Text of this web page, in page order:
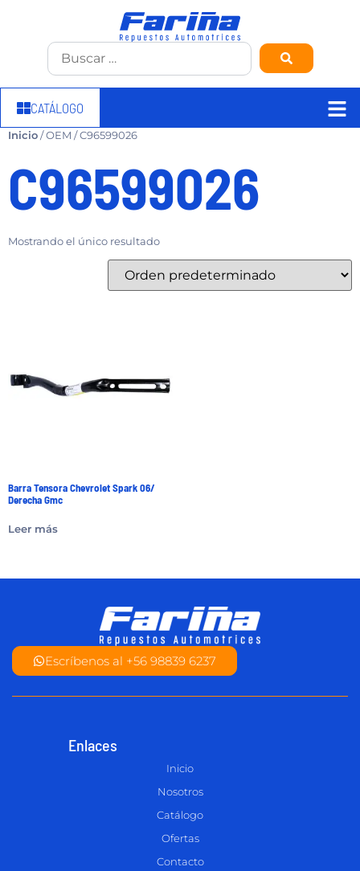
CATÁLOGO
Inicio/ OEM / C96599026
C96599026
Mostrando el único resultado
Barra Tensora Chevrolet Spark 06/
Derecha Gmc
Leer más
Escríbenos al +56 98839 6237
Enlaces
Inicio
Nosotros
Catálogo
Ofertas
Contacto